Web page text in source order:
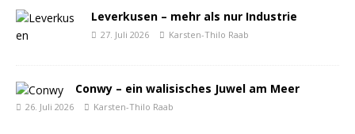
Leverkusen – mehr als nur Industrie
27. Juli 2026 Karsten-Thilo Raab
Conwy – ein walisisches Juwel am Meer
26. Juli 2026 Karsten-Thilo Raab